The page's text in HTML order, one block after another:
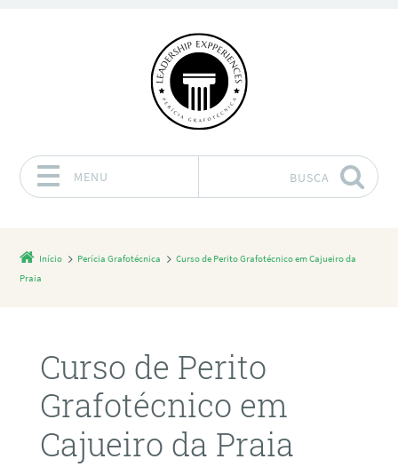
MENU BUSCA
Início Perícia Grafotécnica
Curso de Perito Grafotécnico em Cajueiro da
Praia
Curso de Perito
Grafotécnico em
Cajueiro da Praia